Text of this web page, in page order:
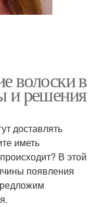
волоски в
и решения
доставлять
иметь
В этой
появления